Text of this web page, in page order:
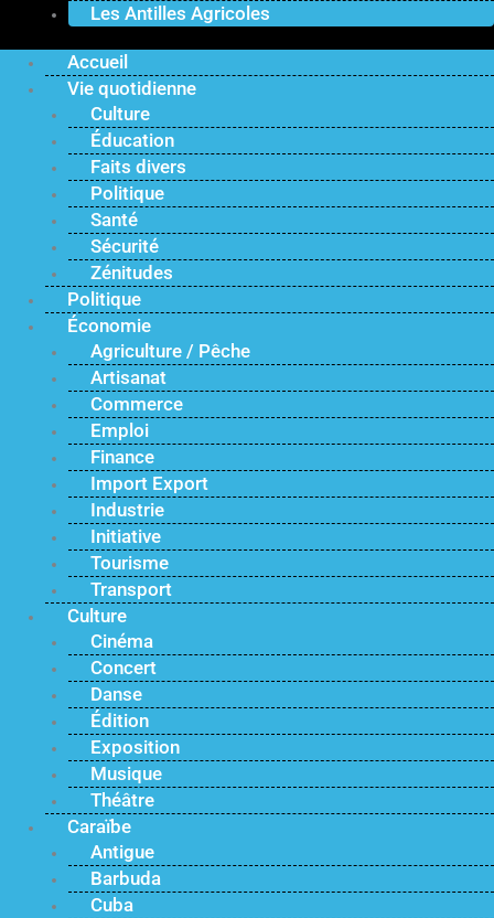
Les Antilles Agricoles
Accueil
Vie quotidienne
Culture
Éducation
Faits divers
Politique
Santé
Sécurité
Zénitudes
Politique
Économie
Agriculture / Pêche
Artisanat
Commerce
Emploi
Finance
Import Export
Industrie
Initiative
Tourisme
Transport
Culture
Cinéma
Concert
Danse
Édition
Exposition
Musique
Théâtre
Caraïbe
Antigue
Barbuda
Cuba